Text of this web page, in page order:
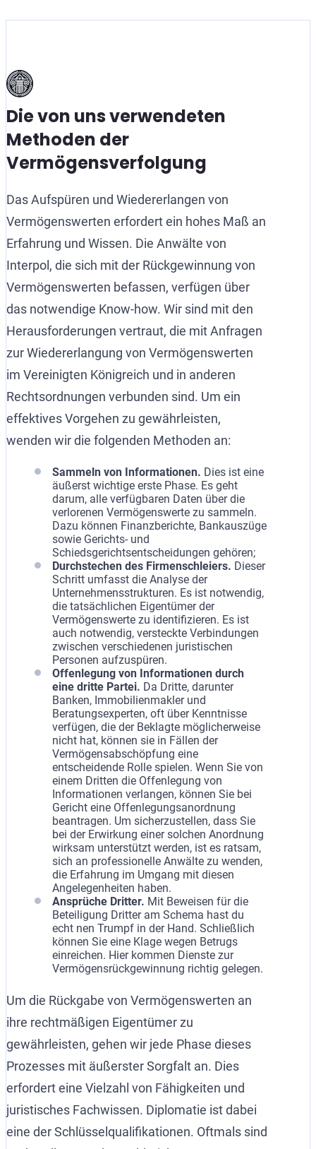
Die von uns verwendeten
Methoden der
Vermögensverfolgung
Das Aufspüren und Wiedererlangen von
Vermögenswerten erfordert ein hohes Maß an
Erfahrung und Wissen. Die Anwälte von
Interpol, die sich mit der Rückgewinnung von
Vermögenswerten befassen, verfügen über
das notwendige Know-how. Wir sind mit den
Herausforderungen vertraut, die mit Anfragen
zur Wiedererlangung von Vermögenswerten
im Vereinigten Königreich und in anderen
Rechtsordnungen verbunden sind. Um ein
effektives Vorgehen zu gewährleisten,
wenden wir die folgenden Methoden an:
Sammeln von Informationen. Dies ist eine
äußerst wichtige erste Phase. Es geht
darum, alle verfügbaren Daten über die
verlorenen Vermögenswerte zu sammeln.
Dazu können Finanzberichte, Bankauszüge
sowie Gerichts- und
Schiedsgerichtsentscheidungen gehören;
Durchstechen des Firmenschleiers. Dieser
Schritt umfasst die Analyse der
Unternehmensstrukturen. Es ist notwendig,
die tatsächlichen Eigentümer der
Vermögenswerte zu identifizieren. Es ist
auch notwendig, versteckte Verbindungen
zwischen verschiedenen juristischen
Personen aufzuspüren.
Offenlegung von Informationen durch
eine dritte Partei. Da Dritte, darunter
Banken, Immobilienmakler und
Beratungsexperten, oft über Kenntnisse
verfügen, die der Beklagte möglicherweise
nicht hat, können sie in Fällen der
Vermögensabschöpfung eine
entscheidende Rolle spielen. Wenn Sie von
einem Dritten die Offenlegung von
Informationen verlangen, können Sie bei
Gericht eine Offenlegungsanordnung
beantragen. Um sicherzustellen, dass Sie
bei der Erwirkung einer solchen Anordnung
wirksam unterstützt werden, ist es ratsam,
sich an professionelle Anwälte zu wenden,
die Erfahrung im Umgang mit diesen
Angelegenheiten haben.
Ansprüche Dritter. Mit Beweisen für die
Beteiligung Dritter am Schema hast du
echt nen Trumpf in der Hand. Schließlich
können Sie eine Klage wegen Betrugs
einreichen. Hier kommen Dienste zur
Vermögensrückgewinnung richtig gelegen.
Um die Rückgabe von Vermögenswerten an
ihre rechtmäßigen Eigentümer zu
gewährleisten, gehen wir jede Phase dieses
Prozesses mit äußerster Sorgfalt an. Dies
erfordert eine Vielzahl von Fähigkeiten und
juristisches Fachwissen. Diplomatie ist dabei
eine der Schlüsselqualifikationen. Oftmals sind